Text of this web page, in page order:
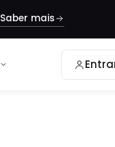
Saber mais